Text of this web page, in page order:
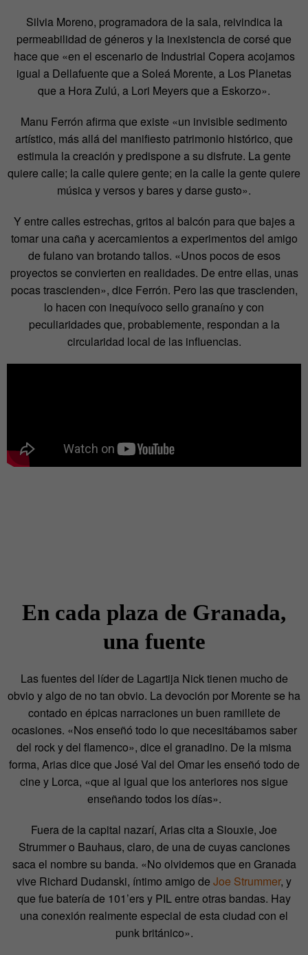
Silvia Moreno, programadora de la sala, reivindica la
permeabilidad de géneros y la inexistencia de corsé que
hace que «en el escenario de Industrial Copera acojamos
igual a Dellafuente que a Soleá Morente, a Los Planetas
que a Hora Zulú, a Lori Meyers que a Eskorzo».
Manu Ferrón afirma que existe «un invisible sedimento
artístico, más allá del manifiesto patrimonio histórico, que
estimula la creación y predispone a su disfrute. La gente
quiere calle; la calle quiere gente; en la calle la gente quiere
música y versos y bares y darse gusto».
Y entre calles estrechas, gritos al balcón para que bajes a
tomar una caña y acercamientos a experimentos del amigo
de fulano van brotando tallos. «Unos pocos de esos
proyectos se convierten en realidades. De entre ellas, unas
pocas trascienden», dice Ferrón. Pero las que trascienden,
lo hacen con inequívoco sello granaíno y con
peculiaridades que, probablemente, respondan a la
circularidad local de las influencias.
En cada plaza de Granada,
una fuente
Las fuentes del líder de Lagartija Nick tienen mucho de
obvio y algo de no tan obvio. La devoción por Morente se ha
contado en épicas narraciones un buen ramillete de
ocasiones. «Nos enseñó todo lo que necesitábamos saber
del rock y del flamenco», dice el granadino. De la misma
forma, Arias dice que José Val del Omar les enseñó todo de
cine y Lorca, «que al igual que los anteriores nos sigue
enseñando todos los días».
Fuera de la capital nazarí, Arias cita a Siouxie, Joe
Strummer o Bauhaus, claro, de una de cuyas canciones
saca el nombre su banda. «No olvidemos que en Granada
vive Richard Dudanski, íntimo amigo de Joe Strummer, y
que fue batería de 101’ers y PIL entre otras bandas. Hay
una conexión realmente especial de esta ciudad con el
punk británico».